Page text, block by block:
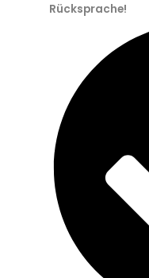
Rücksprache!